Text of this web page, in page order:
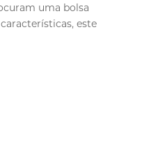
uma bolsa
este